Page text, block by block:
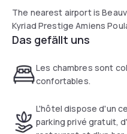
The nearest airport is
Kyriad Prestige Amiens
Das gefällt uns
Les chambres sont
confortables.
L'hôtel dispose d'un
parking privé gratuit,